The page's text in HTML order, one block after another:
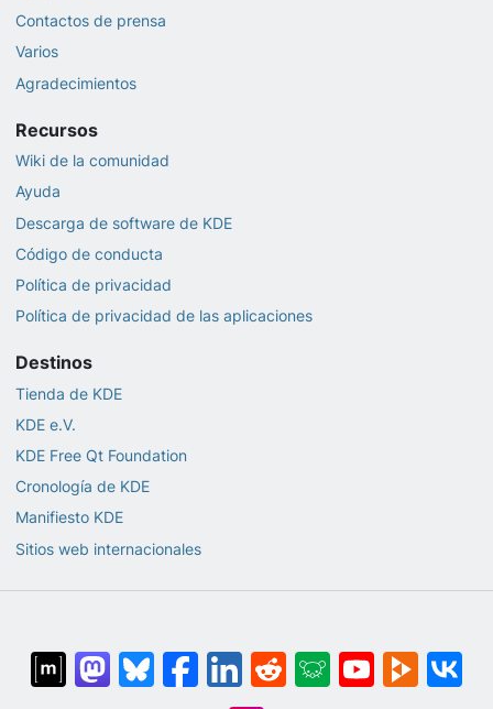
Contactos de prensa
Varios
Agradecimientos
Recursos
Wiki de la comunidad
Ayuda
Descarga de software de KDE
Código de conducta
Política de privacidad
Política de privacidad de las aplicaciones
Destinos
Tienda de KDE
KDE e.V.
KDE Free Qt Foundation
Cronología de KDE
Manifiesto KDE
Sitios web internacionales